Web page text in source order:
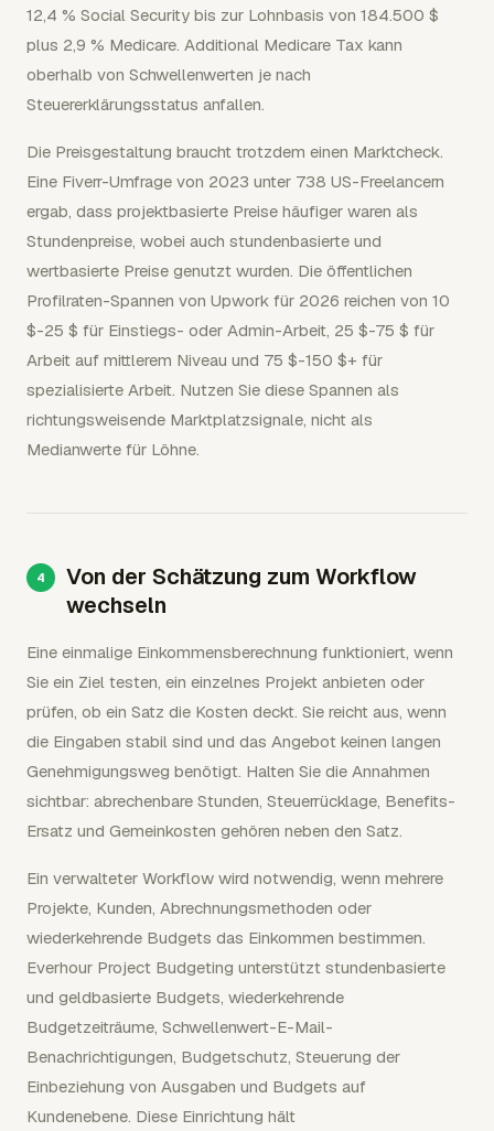
12,4 % Social Security bis zur Lohnbasis von 184.500 $
plus 2,9 % Medicare. Additional Medicare Tax kann
oberhalb von Schwellenwerten je nach
Steuererklärungsstatus anfallen.
Die Preisgestaltung braucht trotzdem einen Marktcheck.
Eine Fiverr-Umfrage von 2023 unter 738 US-Freelancern
ergab, dass projektbasierte Preise häufiger waren als
Stundenpreise, wobei auch stundenbasierte und
wertbasierte Preise genutzt wurden. Die öffentlichen
Profilraten-Spannen von Upwork für 2026 reichen von 10
$-25 $ für Einstiegs- oder Admin-Arbeit, 25 $-75 $ für
Arbeit auf mittlerem Niveau und 75 $-150 $+ für
spezialisierte Arbeit. Nutzen Sie diese Spannen als
richtungsweisende Marktplatzsignale, nicht als
Medianwerte für Löhne.
Von der Schätzung zum Workflow
wechseln
Eine einmalige Einkommensberechnung funktioniert, wenn
Sie ein Ziel testen, ein einzelnes Projekt anbieten oder
prüfen, ob ein Satz die Kosten deckt. Sie reicht aus, wenn
die Eingaben stabil sind und das Angebot keinen langen
Genehmigungsweg benötigt. Halten Sie die Annahmen
sichtbar: abrechenbare Stunden, Steuerrücklage, Benefits-
Ersatz und Gemeinkosten gehören neben den Satz.
Ein verwalteter Workflow wird notwendig, wenn mehrere
Projekte, Kunden, Abrechnungsmethoden oder
wiederkehrende Budgets das Einkommen bestimmen.
Everhour Project Budgeting unterstützt stundenbasierte
und geldbasierte Budgets, wiederkehrende
Budgetzeiträume, Schwellenwert-E-Mail-
Benachrichtigungen, Budgetschutz, Steuerung der
Einbeziehung von Ausgaben und Budgets auf
Kundenebene. Diese Einrichtung hält